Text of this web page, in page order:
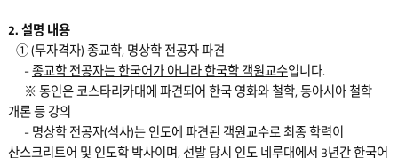
2. 설명 내용
① (무자격자) 종교학, 명상학 전공자 파견
-종교학 전공자는 한국어가 아니라 한국학 객원교수입니다.
※ 동인은 코스타리카대에 파견되어 한국 영화와 철학, 동아시아 철학
개론 등 강의
- 명상학 전공자(석사)는 인도에 파견된 객원교수로 최종 학력이
산스크리트어 및 인도학 박사이며, 선발 당시 인도 네루대에서 3년간 한국어